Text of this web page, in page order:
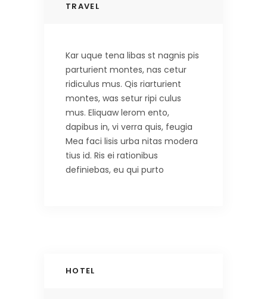
TRAVEL
Kar uque tena libas st nagnis pis
parturient montes, nas cetur
ridiculus mus. Qis riarturient
montes, was setur ripi culus
mus. Eliquaw lerom ento,
dapibus in, vi verra quis, feugia
Mea faci lisis urba nitas modera
tius id. Ris ei rationibus
definiebas, eu qui purto
HOTEL